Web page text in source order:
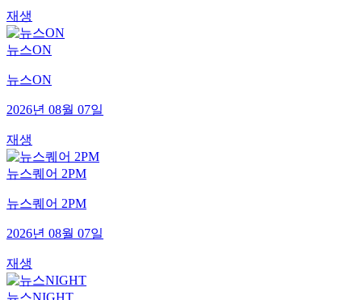
재생
뉴스ON
뉴스ON
2026년 08월 07일
재생
뉴스퀘어 2PM
뉴스퀘어 2PM
2026년 08월 07일
재생
뉴스NIGHT